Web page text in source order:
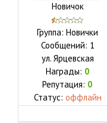
Новичок
Группа: Новички
Сообщений: 1
ул. Ярцевская
Награды: 0
Репутация: 0
Статус: оффлайн